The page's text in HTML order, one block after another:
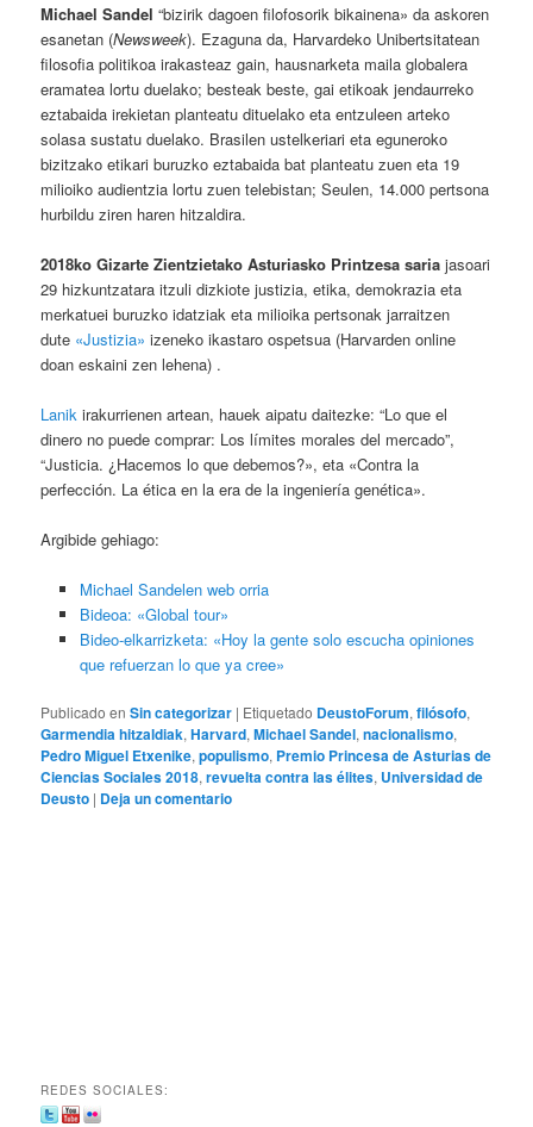
Michael Sandel “bizirik dagoen filofosorik bikainena» da askoren
esanetan (Newsweek). Ezaguna da, Harvardeko Unibertsitatean
filosofia politikoa irakasteaz gain, hausnarketa maila globalera
eramatea lortu duelako; besteak beste, gai etikoak jendaurreko
eztabaida irekietan planteatu dituelako eta entzuleen arteko
solasa sustatu duelako. Brasilen ustelkeriari eta eguneroko
bizitzako etikari buruzko eztabaida bat planteatu zuen eta 19
milioiko audientzia lortu zuen telebistan; Seulen, 14.000 pertsona
hurbildu ziren haren hitzaldira.
2018ko Gizarte Zientzietako Asturiasko Printzesa saria jasoari
29 hizkuntzatara itzuli dizkiote justizia, etika, demokrazia eta
merkatuei buruzko idatziak eta milioika pertsonak jarraitzen
dute «Justizia» izeneko ikastaro ospetsua (Harvarden online
doan eskaini zen lehena) .
Lanik irakurrienen artean, hauek aipatu daitezke: “Lo que el
dinero no puede comprar: Los límites morales del mercado”,
“Justicia. ¿Hacemos lo que debemos?», eta «Contra la
perfección. La ética en la era de la ingeniería genética».
Argibide gehiago:
Michael Sandelen web orria
Bideoa: «Global tour»
Bideo-elkarrizketa: «Hoy la gente solo escucha opiniones
que refuerzan lo que ya cree»
Publicado en Sin categorizar | Etiquetado DeustoForum,filósofo,
Garmendia hitzaldiak,Harvard,Michael Sandel,nacionalismo,
Pedro Miguel Etxenike,populismo, Premio Princesa de Asturias de
Ciencias Sociales 2018,revuelta contra las élites, Universidad de
Deusto | Deja un comentario
REDES SOCIALES: